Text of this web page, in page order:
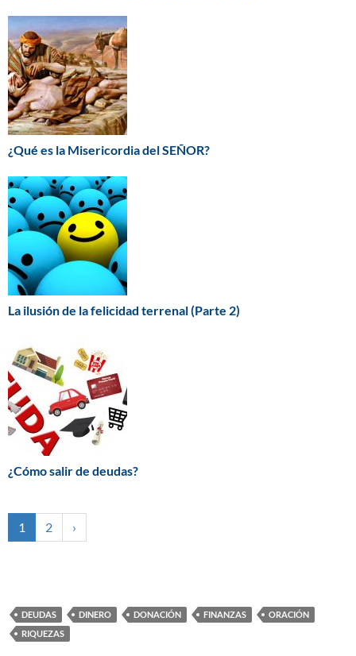
¿Qué es la Misericordia del SEÑOR?
La ilusión de la felicidad terrenal (Parte 2)
¿Cómo salir de deudas?
1 2 ›
DEUDAS DINERO DONACIÓN FINANZAS
ORACIÓN
RIQUEZAS